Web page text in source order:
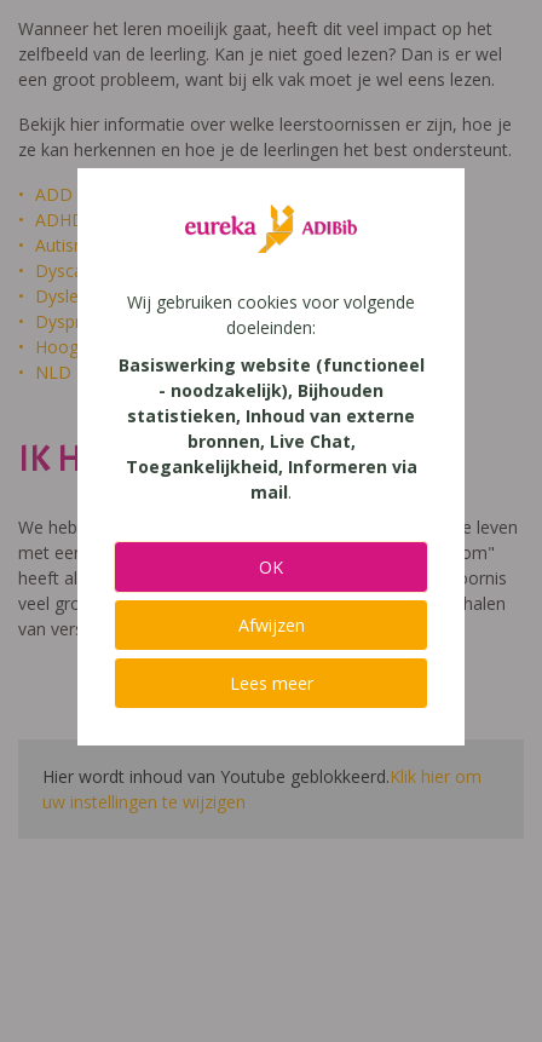
Wanneer het leren moeilijk gaat, heeft dit veel impact op het
zelfbeeld van de leerling. Kan je niet goed lezen? Dan is er wel
een groot probleem, want bij elk vak moet je wel eens lezen.
Bekijk hier informatie over welke leerstoornissen er zijn, hoe je
ze kan herkennen en hoe je de leerlingen het best ondersteunt.
ADD
ADHD
Autisme
Dyscalculie
Dyslexie
Dyspraxie
Hoogbegaafdheid
NLD
IK HEET NIET DOM
We hebben een video gemaakt die toont hoe het is om te leven
met een leerstoornis. De film met als titel: "Ik heet niet dom"
heeft als doel aan te tonen dat de impact van een leerstoornis
veel groter is dan enkel wat je ziet in de klas. Je hoort verhalen
van verschillende leerlingen en ouders.
Hier wordt inhoud van Youtube geblokkeerd.Klik hier om
uw instellingen te wijzigen
Wij gebruiken cookies voor volgende
doeleinden:
Basiswerking website (functioneel
- noodzakelijk), Bijhouden
statistieken, Inhoud van externe
bronnen, Live Chat,
Toegankelijkheid, Informeren via
mail.
OK
Afwijzen
Lees meer